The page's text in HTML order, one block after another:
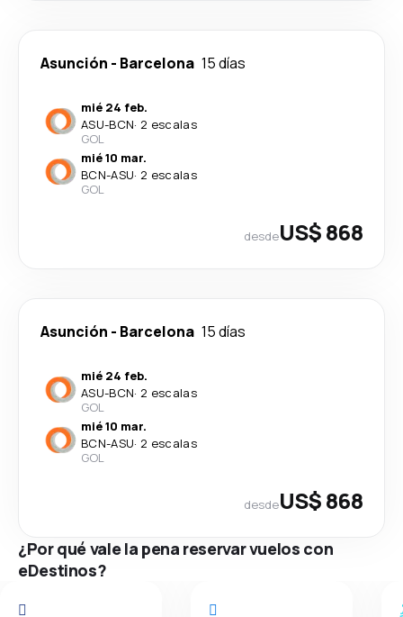
Asunción - Barcelona 15 días
mié 24 feb.
ASU-BCN· 2 escalas
GOL
mié 10 mar.
BCN-ASU· 2 escalas
GOL
desdeUS$ 868
Asunción - Barcelona 15 días
mié 24 feb.
ASU-BCN· 2 escalas
GOL
mié 10 mar.
BCN-ASU· 2 escalas
GOL
desdeUS$ 868
¿Por qué vale la pena reservar vuelos con
eDestinos?